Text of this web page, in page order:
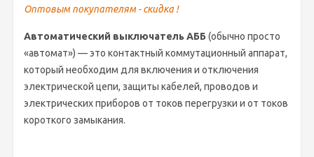
Оптовым покупателям - скидка !
Автоматический выключатель АББ (обычно просто
«автомат») — это контактный коммутационный аппарат,
который необходим для включения и отключения
электрической цепи, защиты кабелей, проводов и
электрических приборов от токов перегрузки и от токов
короткого замыкания.